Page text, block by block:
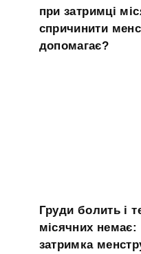
при затримці
спричинити
допомагає?
Груди болить і
місячних
затримка